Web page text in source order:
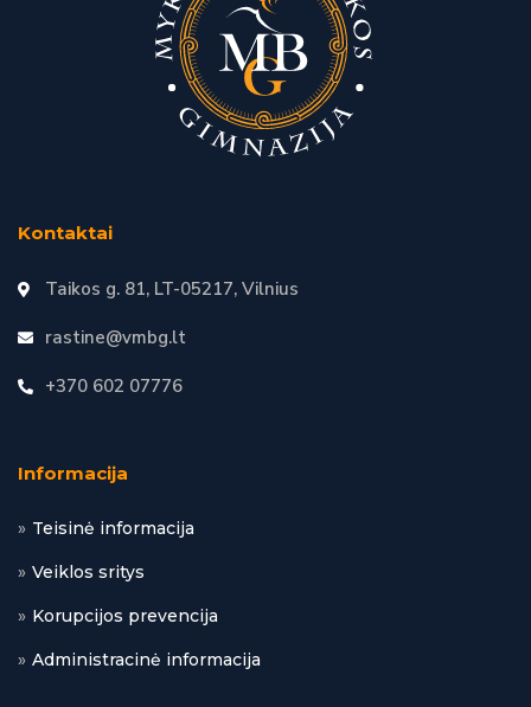
Kontaktai
Taikos g. 81, LT-05217, Vilnius
rastine@vmbg.lt
+370 602 07776
Informacija
Teisinė informacija
Veiklos sritys
Korupcijos prevencija
Administracinė informacija